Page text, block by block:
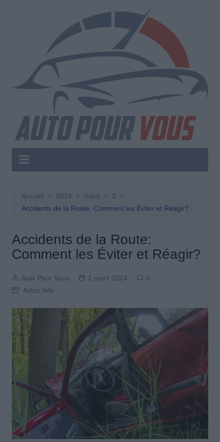
Accueil 2024 mars
2
Accidents de la Route: Comment les Éviter et Réagir?
Accidents de la Route:
Comment les Éviter et Réagir?
Auto Pour Vous 2 mars 2024
0
Actus Info